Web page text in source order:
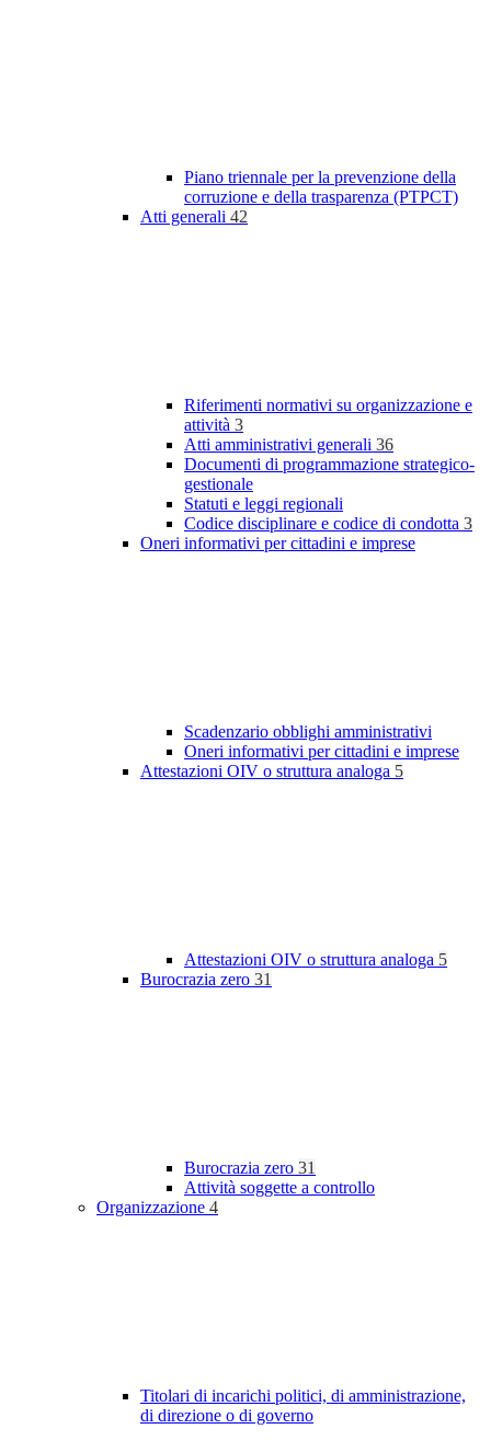
Piano triennale per la prevenzione della
corruzione e della trasparenza (PTPCT)
Atti generali 42
Riferimenti normativi su organizzazione e
attività 3
Atti amministrativi generali 36
Documenti di programmazione strategico-
gestionale
Statuti e leggi regionali
Codice disciplinare e codice di condotta 3
Oneri informativi per cittadini e imprese
Scadenzario obblighi amministrativi
Oneri informativi per cittadini e imprese
Attestazioni OIV o struttura analoga 5
Attestazioni OIV o struttura analoga 5
Burocrazia zero 31
Burocrazia zero 31
Attività soggette a controllo
Organizzazione 4
Titolari di incarichi politici, di amministrazione,
di direzione o di governo